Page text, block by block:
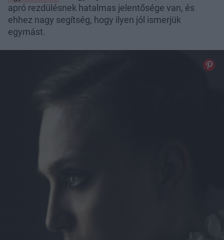
apró rezdülésnek hatalmas jelentősége van, és
ehhez nagy segítség, hogy ilyen jól ismerjük
egymást.